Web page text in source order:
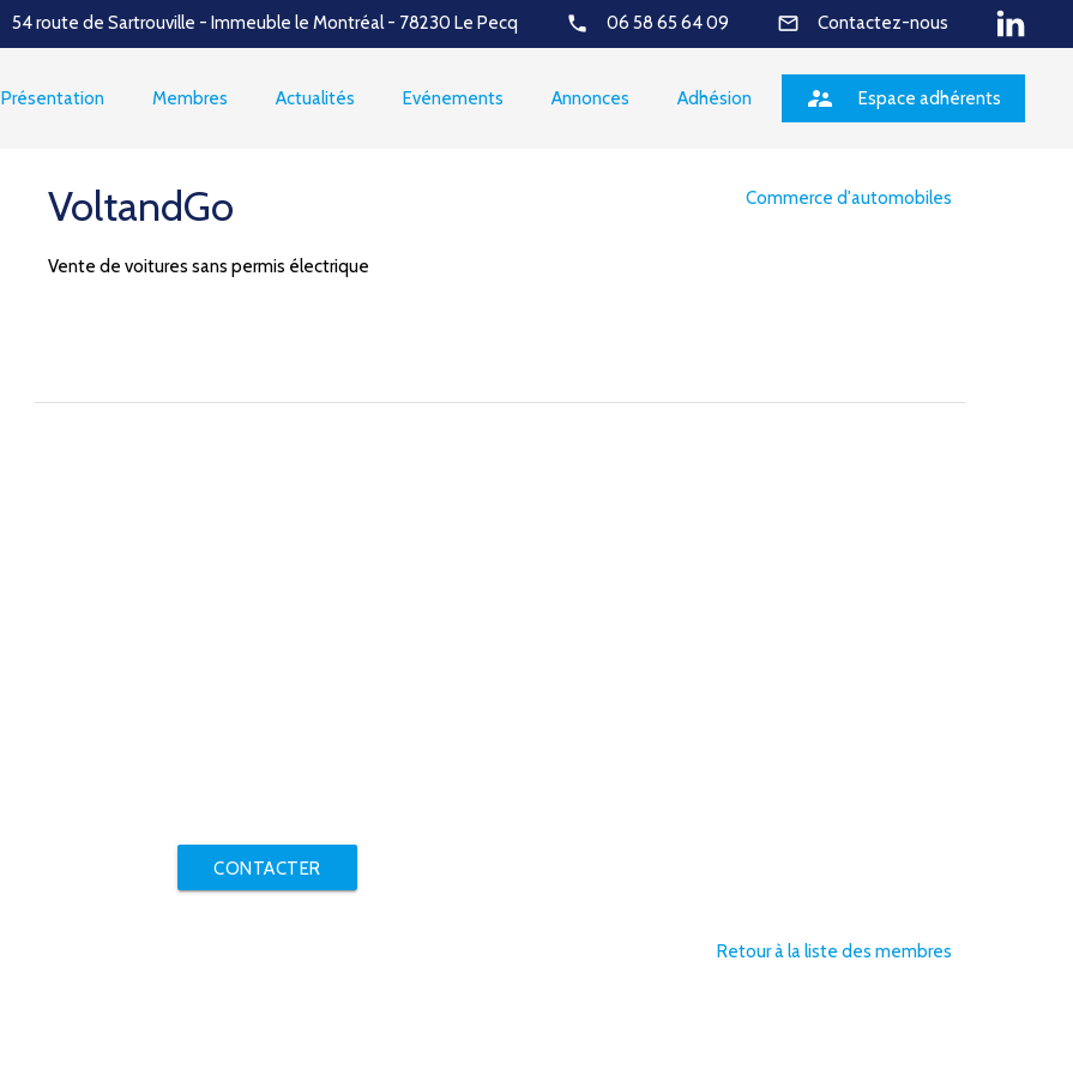
54 route de Sartrouville - Immeuble le Montréal - 78230 Le Pecq phone 06 58 65 64 09 mail_outline Contactez-nous
Présentation Membres Actualités Evénements Annonces Adhésion supervisor_account Espace adhérents
VoltandGo Commerce d'automobiles
Vente de voitures sans permis électrique
CONTACTER
Retour à la liste des membres